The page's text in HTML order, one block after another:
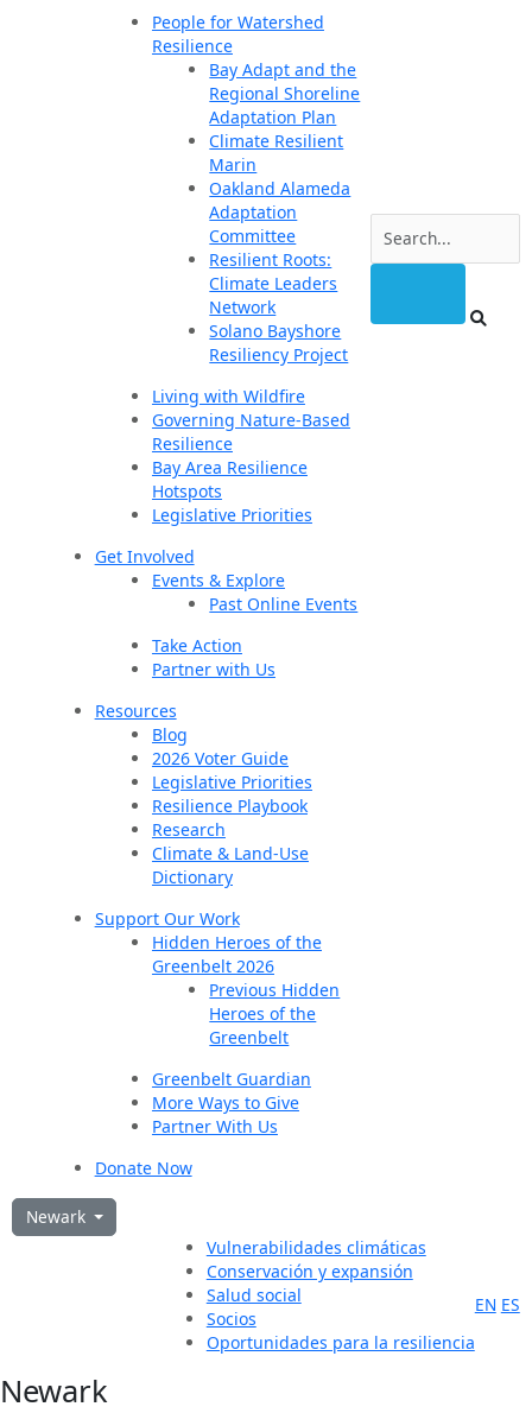
People for Watershed
Resilience
Bay Adapt and the
Regional Shoreline
Adaptation Plan
Climate Resilient
Marin
Oakland Alameda
Adaptation
Committee
Resilient Roots:
Climate Leaders
Network
Solano Bayshore
Resiliency Project
Living with Wildfire
Governing Nature-Based
Resilience
Bay Area Resilience
Hotspots
Legislative Priorities
Get Involved
Events & Explore
Past Online Events
Take Action
Partner with Us
Resources
Blog
2026 Voter Guide
Legislative Priorities
Resilience Playbook
Research
Climate & Land-Use
Dictionary
Support Our Work
Hidden Heroes of the
Greenbelt 2026
Previous Hidden
Heroes of the
Greenbelt
Greenbelt Guardian
More Ways to Give
Partner With Us
Donate Now
Newark
Vulnerabilidades climáticas
Conservación y expansión
Salud social
Socios
Oportunidades para la resiliencia
EN ES
Newark